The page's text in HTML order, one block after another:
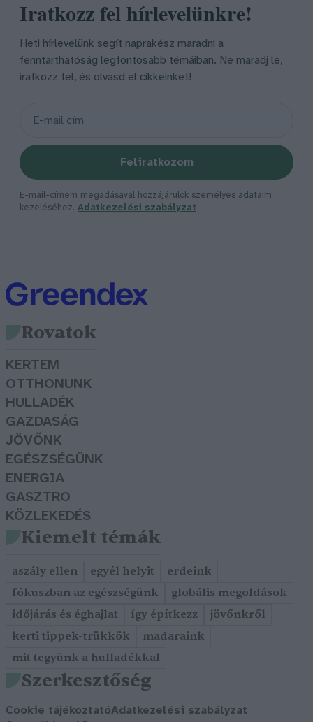
Iratkozz fel hírlevelünkre!
Heti hírlevelünk segít naprakész maradni a
fenntarthatóság legfontosabb témáiban. Ne maradj le,
iratkozz fel, és olvasd el cikkeinket!
Feliratkozom
E-mail-címem megadásával hozzájárulok személyes adataim
kezeléséhez. Adatkezelési szabályzat
Rovatok
KERTEM
OTTHONUNK
HULLADÉK
GAZDASÁG
JÖVŐNK
EGÉSZSÉGÜNK
ENERGIA
GASZTRO
KÖZLEKEDÉS
Kiemelt témák
aszály ellen egyél helyit
erdeink
fókuszban az egészségünk
globális megoldások
időjárás és éghajlat
így építkezz
jövőnkről
kerti tippek-trükkök
madaraink
mit tegyünk a hulladékkal
Szerkesztőség
Cookie tájékoztatóAdatkezelési szabályzat